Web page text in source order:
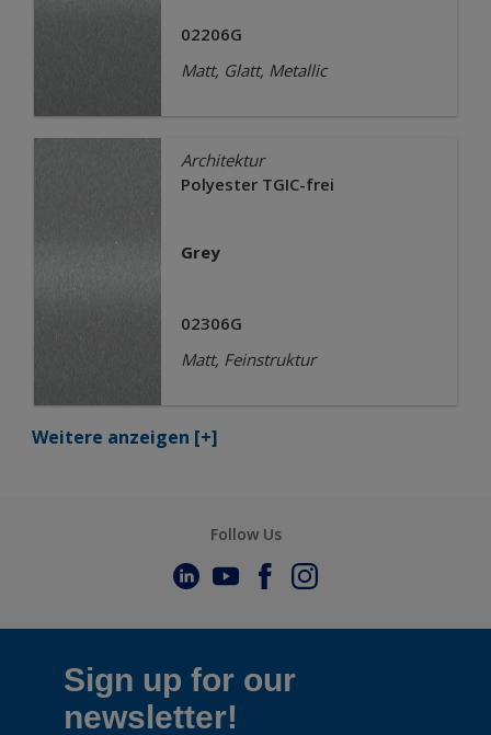
02206G
Matt, Glatt, Metallic
Architektur
Polyester TGIC-frei
Grey
02306G
Matt, Feinstruktur
Weitere anzeigen [+]
Follow Us